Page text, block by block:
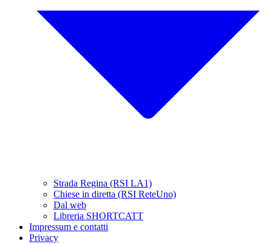
Strada Regina (RSI LA1)
Chiese in diretta (RSI ReteUno)
Dal web
Libreria SHORTCATT
Impressum e contatti
Privacy